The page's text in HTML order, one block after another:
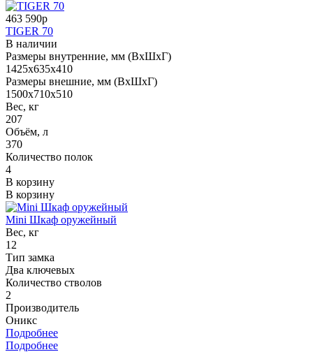
463 590р
TIGER 70
В наличии
Размеры внутренние, мм (ВхШхГ)
1425x635x410
Размеры внешние, мм (ВхШхГ)
1500x710x510
Вес, кг
207
Объём, л
370
Количество полок
4
В корзину
В корзину
Mini Шкаф оружейный
Вес, кг
12
Тип замка
Два ключевых
Количество стволов
2
Производитель
Оникс
Подробнее
Подробнее